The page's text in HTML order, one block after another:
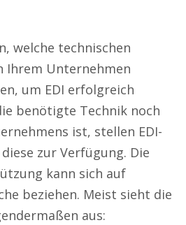
welche technischen
Ihrem Unternehmen
um EDI erfolgreich
benötigte Technik noch
ist, stellen EDI-
zur Verfügung. Die
kann sich auf
beziehen. Meist sieht die
aus: